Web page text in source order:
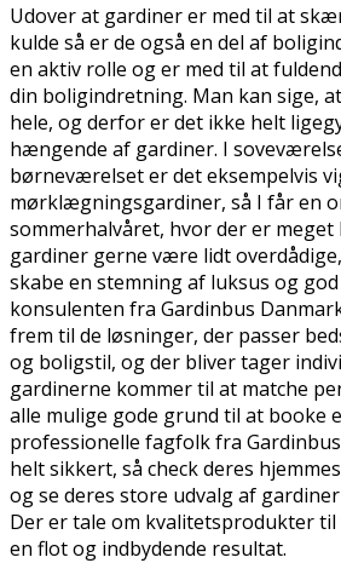
Udover at gardiner er med til at
kulde så er de også en del af
en aktiv rolle og er med til at
din boligindretning. Man kan sige,
hele, og derfor er det ikke helt
hængende af gardiner. I
børneværelset er det eksempelvis
mørklægningsgardiner, så I får en
sommerhalvåret, hvor der er meget
gardiner gerne være lidt
skabe en stemning af luksus og god
konsulenten fra Gardinbus
frem til de løsninger, der passer
og boligstil, og der bliver tager
gardinerne kommer til at matche
alle mulige gode grund til at booke
professionelle fagfolk fra
helt sikkert, så check deres
og se deres store udvalg af
Der er tale om kvalitetsprodukter
en flot og indbydende resultat.